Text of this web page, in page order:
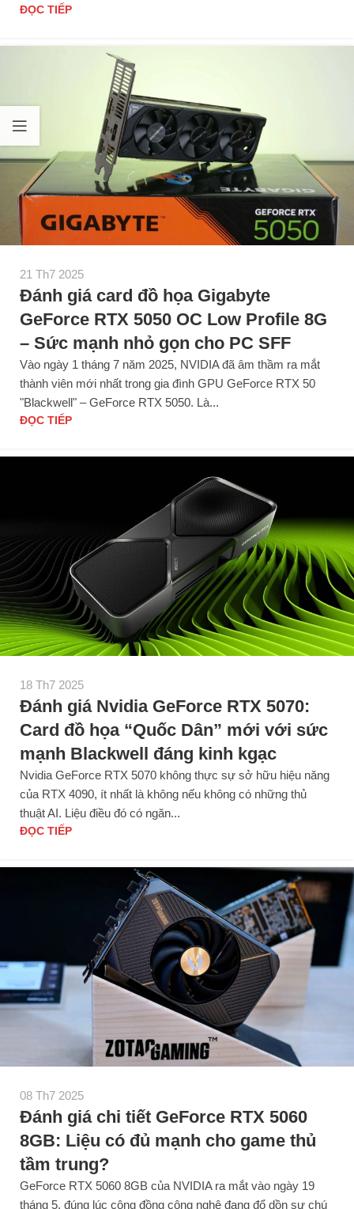
ĐỌC TIẾP
21 Th7 2025
Đánh giá card đồ họa Gigabyte
GeForce RTX 5050 OC Low Profile 8G
– Sức mạnh nhỏ gọn cho PC SFF
Vào ngày 1 tháng 7 năm 2025, NVIDIA đã âm thầm ra mắt
thành viên mới nhất trong gia đình GPU GeForce RTX 50
"Blackwell" – GeForce RTX 5050. Là...
ĐỌC TIẾP
18 Th7 2025
Đánh giá Nvidia GeForce RTX 5070:
Card đồ họa “Quốc Dân” mới với sức
mạnh Blackwell đáng kinh kgạc
Nvidia GeForce RTX 5070 không thực sự sở hữu hiệu năng
của RTX 4090, ít nhất là không nếu không có những thủ
thuật AI. Liệu điều đó có ngăn...
ĐỌC TIẾP
08 Th7 2025
Đánh giá chi tiết GeForce RTX 5060
8GB: Liệu có đủ mạnh cho game thủ
tầm trung?
GeForce RTX 5060 8GB của NVIDIA ra mắt vào ngày 19
tháng 5, đúng lúc cộng đồng công nghệ đang đổ dồn sự chú